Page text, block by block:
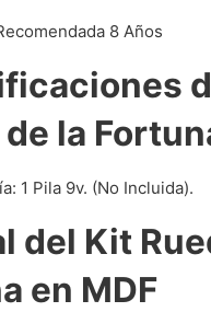
8 Años
la
1 Pila 9v. (No Incluida).
del Kit
en MDF